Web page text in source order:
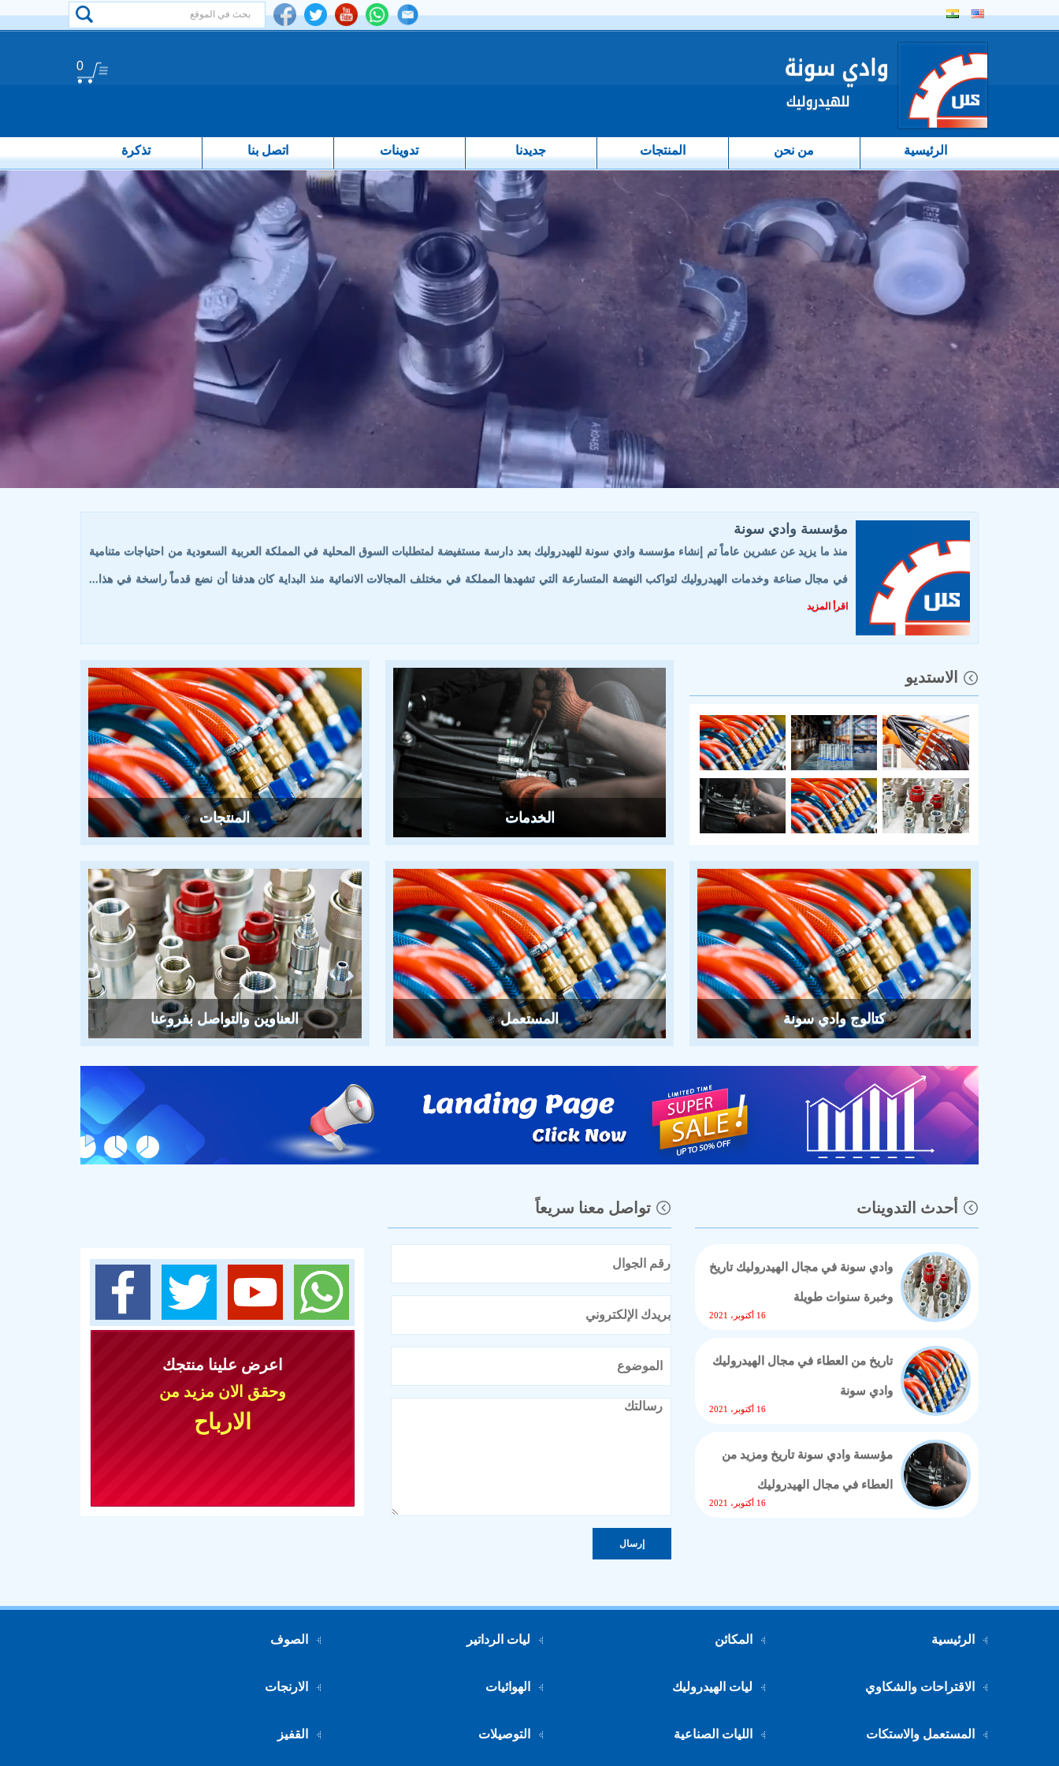
0
الرئيسية من نحن المنتجات جديدنا تدوينات اتصل بنا تذكرة
Workplace of business. Modern male accessories and laptop on black background
مؤسسة وادي سونة
منذ ما يزيد عن عشرين عاماً تم إنشاء مؤسسة وادي سونة للهيدروليك بعد دارسة مستفيضة لمتطلبات السوق المحلية في المملكة العربية السعودية من احتياجات متنامية
في مجال صناعة وخدمات الهيدروليك لتواكب النهضة المتسارعة التي تشهدها المملكة في مختلف المجالات الانمائية منذ البداية كان هدفنا أن نضع قدماً راسخة في هذا...
اقرأ المزيد
الاستديو
الخدمات المنتجات
كتالوج وادي سونة المستعمل العناوين والتواصل بفروعنا
أحدث التدوينات
وادي سونة في مجال الهيدروليك تاريخ
وخبرة سنوات طويلة
16 أكتوبر، 2021
تاريخ من العطاء في مجال الهيدروليك
وادي سونة
16 أكتوبر، 2021
مؤسسة وادي سونة تاريخ ومزيد من
العطاء في مجال الهيدروليك
16 أكتوبر، 2021
تواصل معنا سريعاً
اعرض علينا منتجك
وحقق الان مزيد من
الارباح
الرئيسية المكائن ليات الرداتير الصوف
الاقتراحات والشكاوي ليات الهيدروليك الهوائيات الارنجات
المستعمل والاستكات الليات الصناعية التوصيلات القفيز